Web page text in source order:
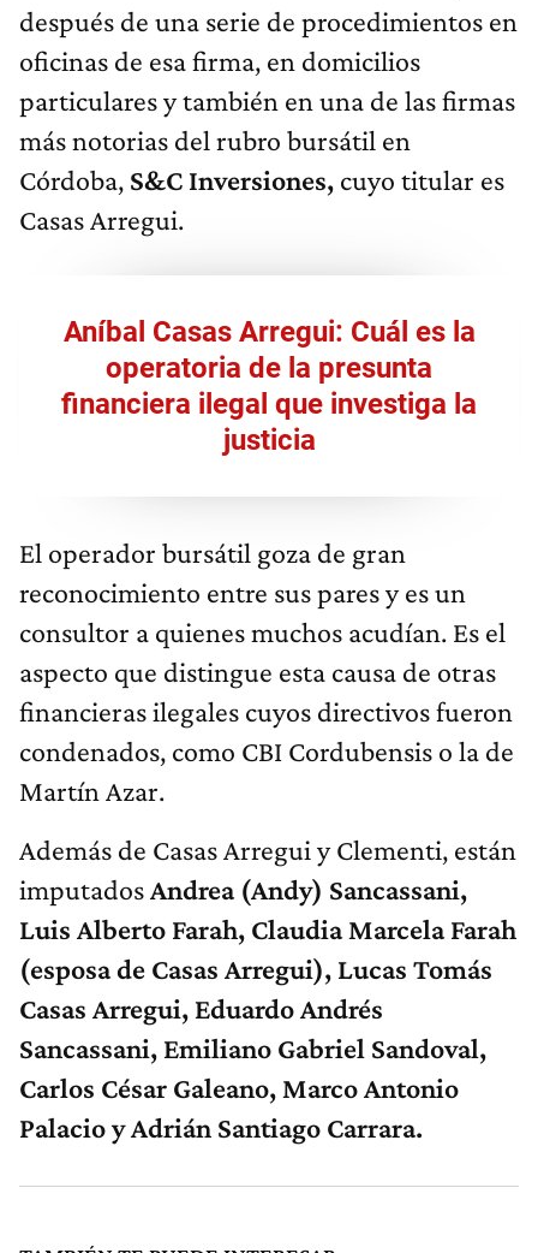
después de una serie de procedimientos en
oficinas de esa firma, en domicilios
particulares y también en una de las firmas
más notorias del rubro bursátil en
Córdoba, S&C Inversiones, cuyo titular es
Casas Arregui.
Aníbal Casas Arregui: Cuál es la
operatoria de la presunta
financiera ilegal que investiga la
justicia
El operador bursátil goza de gran
reconocimiento entre sus pares y es un
consultor a quienes muchos acudían. Es el
aspecto que distingue esta causa de otras
financieras ilegales cuyos directivos fueron
condenados, como CBI Cordubensis o la de
Martín Azar.
Además de Casas Arregui y Clementi, están
imputadosAndrea (Andy) Sancassani,
Luis Alberto Farah, Claudia Marcela Farah
(esposa de Casas Arregui), Lucas Tomás
Casas Arregui, Eduardo Andrés
Sancassani, Emiliano Gabriel Sandoval,
Carlos César Galeano, Marco Antonio
Palacio y Adrián Santiago Carrara.